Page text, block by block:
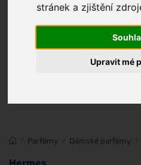
stránek a zjištění
Upravit mé
Parfémy Dámské parfémy